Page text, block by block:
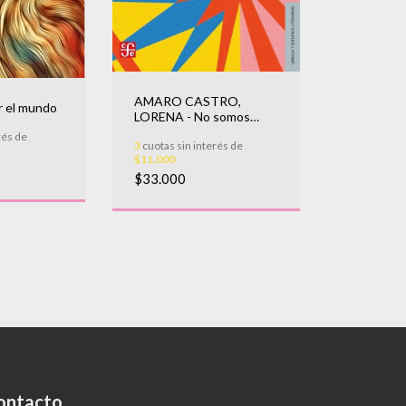
el mundo
de
AMARO CASTRO,
LORENA - No somos
3cuotas sin interés de
$11.000
$33.000